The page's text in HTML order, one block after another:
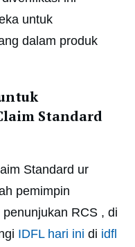
untuk
dalam produk
Standard
Standard ur
pemimpin
RCS , di
IDFL hari ini di idfl